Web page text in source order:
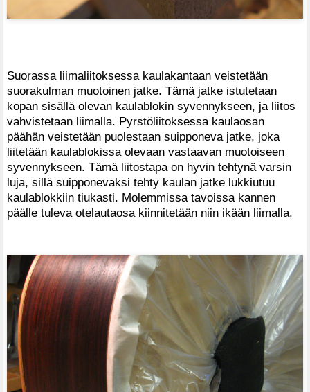
Suorassa liimaliitoksessa kaulakantaan veistetään
suorakulman muotoinen jatke. Tämä jatke istutetaan
kopan sisällä olevan kaulablokin syvennykseen, ja liitos
vahvistetaan liimalla. Pyrstöliitoksessa kaulaosan
päähän veistetään puolestaan suipponeva jatke, joka
liitetään kaulablokissa olevaan vastaavan muotoiseen
syvennykseen. Tämä liitostapa on hyvin tehtynä varsin
luja, sillä suipponevaksi tehty kaulan jatke lukkiutuu
kaulablokkiin tiukasti. Molemmissa tavoissa kannen
päälle tuleva otelautaosa kiinnitetään niin ikään liimalla.